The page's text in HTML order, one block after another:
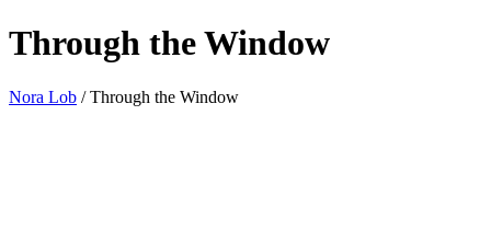
Through the Window
Nora Lob /Through the Window